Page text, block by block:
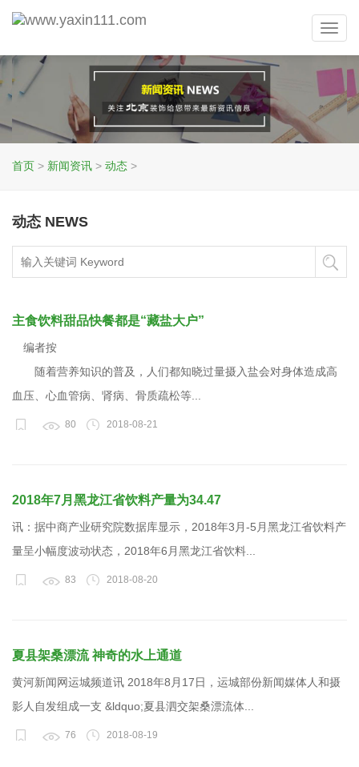
首页 > 新闻资讯 > 动态 >
动态 NEWS
主食饮料甜品快餐都是“藏盐大户”
编者按
随着营养知识的普及，人们都知晓过量摄入盐会对身体造成高
血压、心血管病、肾病、骨质疏松等...
80 2018-08-21
2018年7月黑龙江省饮料产量为34.47
讯：据中商产业研究院数据库显示，2018年3月-5月黑龙江省饮料产
量呈小幅度波动状态，2018年6月黑龙江省饮料...
83 2018-08-20
夏县架桑漂流 神奇的水上通道
黄河新闻网运城频道讯 2018年8月17日，运城部份新闻媒体人和摄
影人自发组成一支 &ldquo;夏县泗交架桑漂流体...
76 2018-08-19